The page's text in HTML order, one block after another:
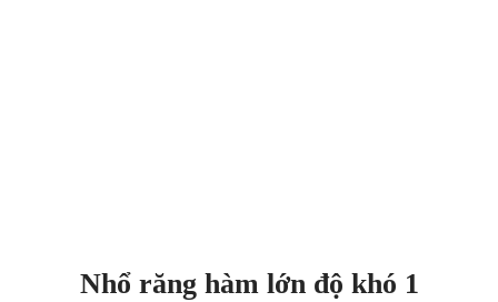
Nhổ răng hàm lớn độ khó 1